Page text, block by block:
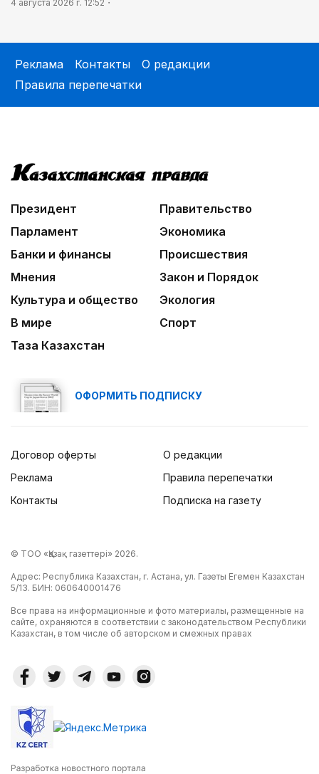
4 августа 2026 г. 12:52
Реклама Контакты
О редакции
Правила перепечатки
Президент
Правительство
Парламент
Экономика
Банки и финансы
Происшествия
Мнения
Закон и Порядок
Культура и общество
Экология
В мире
Спорт
Таза Казахстан
ОФОРМИТЬ ПОДПИСКУ
Договор оферты
Реклама
Контакты
О редакции
Правила перепечатки
Подписка на газету
© ТОО «Қазақ газеттері» 2026.
Адрес: Республика Казахстан, г. Астана, ул. Газеты Егемен Казахстан
5/13. БИН: 060640001476
Все права на информационные и фото материалы, размещенные на
сайте, охраняются в соответствии с законодательством Республики
Казахстан, в том числе об авторском и смежных правах